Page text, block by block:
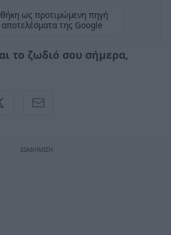
ως προτιμώμενη πηγή
αποτελέσματα της Google
το ζωδιό σου σήμερα,